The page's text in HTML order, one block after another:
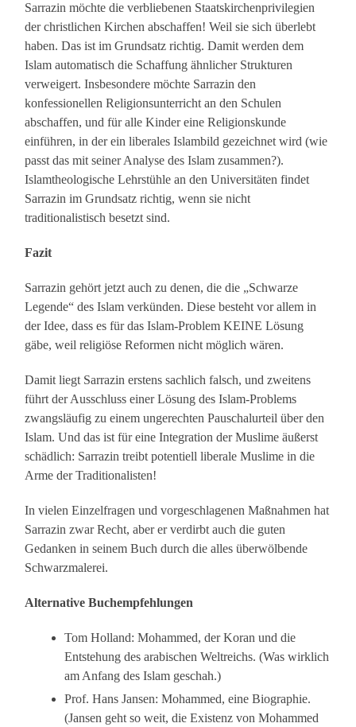
Sarrazin möchte die verbliebenen Staatskirchenprivilegien
der christlichen Kirchen abschaffen! Weil sie sich überlebt
haben. Das ist im Grundsatz richtig. Damit werden dem
Islam automatisch die Schaffung ähnlicher Strukturen
verweigert. Insbesondere möchte Sarrazin den
konfessionellen Religionsunterricht an den Schulen
abschaffen, und für alle Kinder eine Religionskunde
einführen, in der ein liberales Islambild gezeichnet wird (wie
passt das mit seiner Analyse des Islam zusammen?).
Islamtheologische Lehrstühle an den Universitäten findet
Sarrazin im Grundsatz richtig, wenn sie nicht
traditionalistisch besetzt sind.
Fazit
Sarrazin gehört jetzt auch zu denen, die die „Schwarze
Legende“ des Islam verkünden. Diese besteht vor allem in
der Idee, dass es für das Islam-Problem KEINE Lösung
gäbe, weil religiöse Reformen nicht möglich wären.
Damit liegt Sarrazin erstens sachlich falsch, und zweitens
führt der Ausschluss einer Lösung des Islam-Problems
zwangsläufig zu einem ungerechten Pauschalurteil über den
Islam. Und das ist für eine Integration der Muslime äußerst
schädlich: Sarrazin treibt potentiell liberale Muslime in die
Arme der Traditionalisten!
In vielen Einzelfragen und vorgeschlagenen Maßnahmen hat
Sarrazin zwar Recht, aber er verdirbt auch die guten
Gedanken in seinem Buch durch die alles überwölbende
Schwarzmalerei.
Alternative Buchempfehlungen
Tom Holland: Mohammed, der Koran und die
Entstehung des arabischen Weltreichs. (Was wirklich
am Anfang des Islam geschah.)
Prof. Hans Jansen: Mohammed, eine Biographie.
(Jansen geht so weit, die Existenz von Mohammed